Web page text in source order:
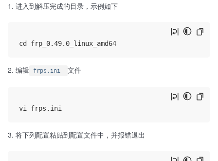
进入到解压完成的目录，示例如下
编辑 frps.ini 文件
将下列配置粘贴到配置文件中，并报错退出